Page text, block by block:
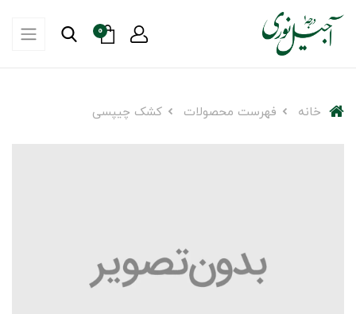
0
خانه فهرست محصولات کشک چیپسی